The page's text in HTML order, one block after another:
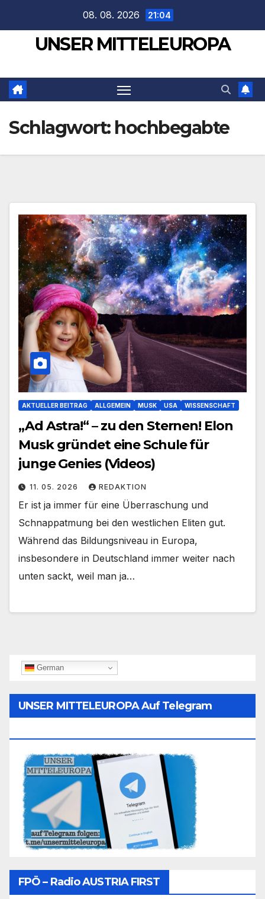
springen
08. 08. 2026 21:04
UNSER MITTELEUROPA
Schlagwort: hochbegabte
AKTUELLER BEITRAG ALLGEMEIN MUSK USA WISSENSCHAFT
„Ad Astra!“ – zu den Sternen! Elon
Musk gründet eine Schule für
junge Genies (Videos)
11. 05. 2026 REDAKTION
Er ist ja immer für eine Überraschung und
Schnappatmung bei den westlichen Eliten gut.
Während das Bildungsniveau in Europa,
insbesondere in Deutschland immer weiter nach
unten sackt, weil man ja…
German
UNSER MITTELEUROPA Auf Telegram
FPÖ – Radio AUSTRIA FIRST